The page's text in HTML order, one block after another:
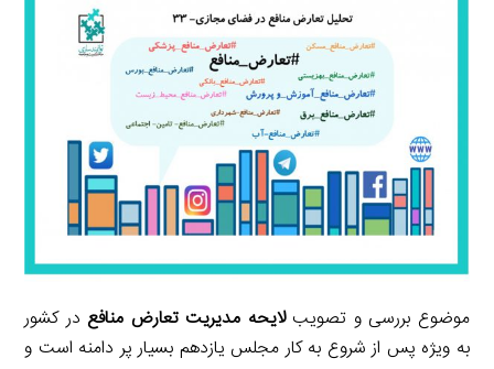
n
k
r
a
n
t
موضوع بررسی و تصویبلایحه مدیریت تعارض منافعدر کشور
به ویژه پس از شروع به کار مجلس یازدهم بسیار پر دامنه است و